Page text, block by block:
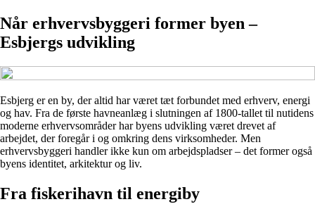
Når erhvervsbyggeri former byen –
Esbjergs udvikling
Esbjerg er en by, der altid har været tæt forbundet med erhverv, energi
og hav. Fra de første havneanlæg i slutningen af 1800-tallet til nutidens
moderne erhvervsområder har byens udvikling været drevet af
arbejdet, der foregår i og omkring dens virksomheder. Men
erhvervsbyggeri handler ikke kun om arbejdspladser – det former også
byens identitet, arkitektur og liv.
Fra fiskerihavn til energiby